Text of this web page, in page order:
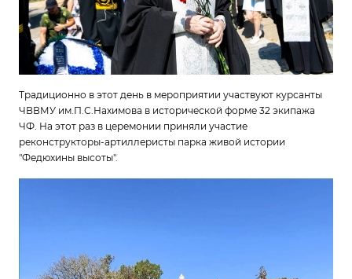
Традиционно в этот день в мероприятии участвуют курсанты
ЧВВМУ им.П.С.Нахимова в исторической форме 32 экипажа
ЧФ. На этот раз в церемонии приняли участие
реконструкторы-артиллеристы парка живой истории
"Федюхины высоты".